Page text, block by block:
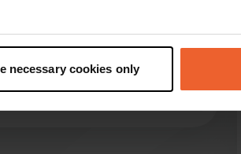
which can be accurate to within
and set your preferences in the
provide social media features and to
media, advertising and analytics
necessary cookies only
pour une nuit pour 2
c’est dans le tarif